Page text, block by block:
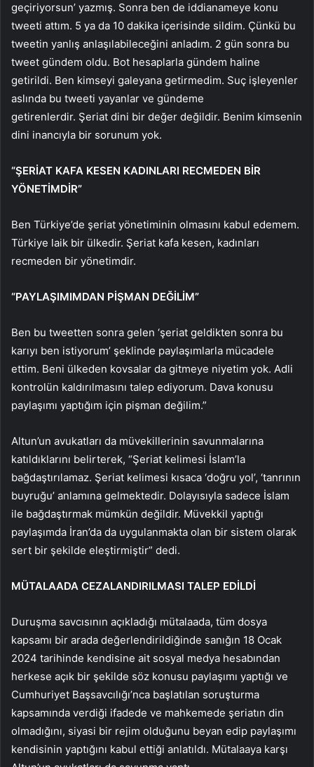
geçiriyorsun’ yazmış. Sonra ben de iddianameye konu
tweeti attım. 5 ya da 10 dakika içerisinde sildim. Çünkü bu
tweetin yanlış anlaşılabileceğini anladım. 2 gün sonra bu
tweet gündem oldu. Bot hesaplarla gündem haline
getirildi. Ben kimseyi galeyana getirmedim. Suç işleyenler
aslında bu tweeti yayanlar ve gündeme
getirenlerdir. Şeriat dini bir değer değildir. Benim kimsenin
dini inancıyla bir sorunum yok.
“ŞERİAT KAFA KESEN KADINLARI RECMEDEN BİR
YÖNETİMDİR”
Ben Türkiye’de şeriat yönetiminin olmasını kabul edemem.
Türkiye laik bir ülkedir. Şeriat kafa kesen, kadınları
recmeden bir yönetimdir.
“PAYLAŞIMIMDAN PİŞMAN DEĞİLİM”
Ben bu tweetten sonra gelen ‘şeriat geldikten sonra bu
karıyı ben istiyorum’ şeklinde paylaşımlarla mücadele
ettim. Beni ülkeden kovsalar da gitmeye niyetim yok. Adli
kontrolün kaldırılmasını talep ediyorum. Dava konusu
paylaşımı yaptığım için pişman değilim.”
Altun’un avukatları da müvekillerinin savunmalarına
katıldıklarını belirterek, “Şeriat kelimesi İslam’la
bağdaştırılamaz. Şeriat kelimesi kısaca ‘doğru yol’, ‘tanrının
buyruğu’ anlamına gelmektedir. Dolayısıyla sadece İslam
ile bağdaştırmak mümkün değildir. Müvekkil yaptığı
paylaşımda İran’da da uygulanmakta olan bir sistem olarak
sert bir şekilde eleştirmiştir” dedi.
MÜTALAADA CEZALANDIRILMASI TALEP EDİLDİ
Duruşma savcısının açıkladığı mütalaada, tüm dosya
kapsamı bir arada değerlendirildiğinde sanığın 18 Ocak
2024 tarihinde kendisine ait sosyal medya hesabından
herkese açık bir şekilde söz konusu paylaşımı yaptığı ve
Cumhuriyet Başsavcılığı’nca başlatılan soruşturma
kapsamında verdiği ifadede ve mahkemede şeriatın din
olmadığını, siyasi bir rejim olduğunu beyan edip paylaşımı
kendisinin yaptığını kabul ettiği anlatıldı. Mütalaaya karşı